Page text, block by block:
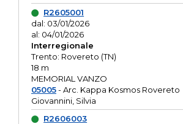
R2605001
dal: 03/01/2026
al: 04/01/2026
Interregionale
Trento: Rovereto (TN)
18 m
MEMORIAL VANZO
05005- Arc. Kappa Kosmos Rovereto
Giovannini, Silvia
R2606003